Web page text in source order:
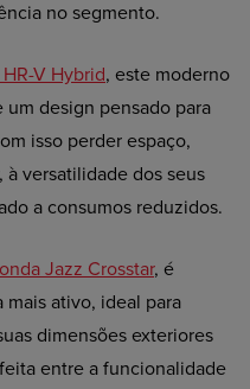
no segmento.
V Hybrid, este moderno
um design pensado para
isso perder espaço,
à versatilidade dos seus
a consumos reduzidos.
Jazz Crosstar, é
ativo, ideal para
dimensões exteriores
entre a funcionalidade